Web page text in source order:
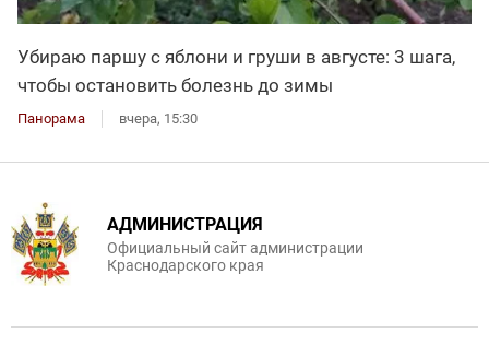
Убираю паршу с яблони и груши в августе: 3 шага,
чтобы остановить болезнь до зимы
Панорама вчера, 15:30
АДМИНИСТРАЦИЯ
Официальный сайт администрации
Краснодарского края